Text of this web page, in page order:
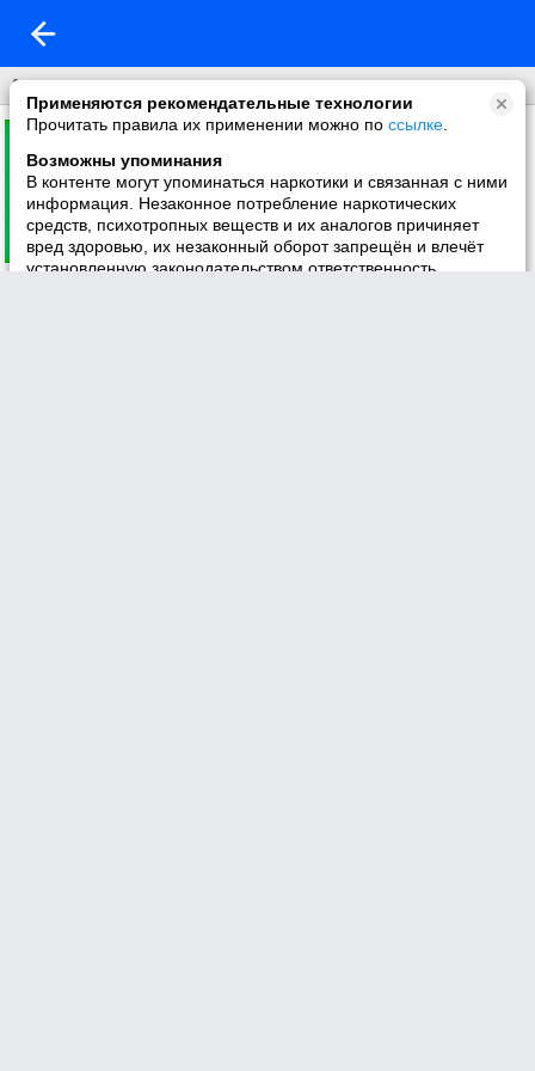
Применяются рекомендательные технологии
Прочитать правила их применении можно по ссылке
Возможны упоминания
В контенте могут упоминаться наркотики и связанная с ними
информация. Незаконное потребление наркотических
средств, психотропных веществ и их аналогов причиняет
вред здоровью, их незаконный оборот запрещён и влечёт
установленную законодательством ответственность
Анимация